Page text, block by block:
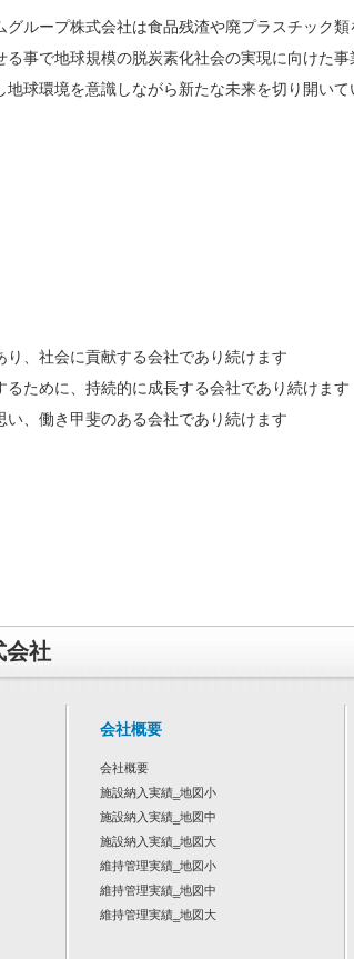
ループ株式会社は食品残渣や廃プラスチック
事で地球規模の脱炭素化社会の実現に向けた事
球環境を意識しながら新たな未来を切り開いて
り、社会に貢献する会社であり続けます
るために、持続的に成長する会社であり続けます
い、働き甲斐のある会社であり続けます
会社
会社概要
会社概要
施設納入実績‗地図小
施設納入実績‗地図中
施設納入実績‗地図大
維持管理実績‗地図小
維持管理実績‗地図中
維持管理実績‗地図大